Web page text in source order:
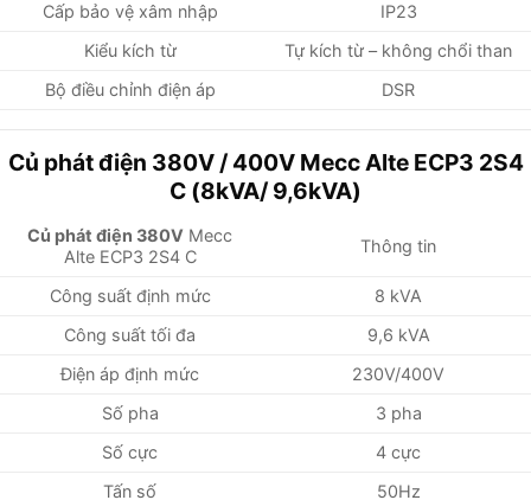
Cấp bảo vệ xâm nhập
IP23
Kiểu kích từ
Tự kích từ – không chổi than
Bộ điều chỉnh điện áp
DSR
Củ phát điện 380V / 400V Mecc Alte ECP3 2S4
C (8kVA/ 9,6kVA)
Củ phát điện 380V Mecc
Alte ECP3 2S4 C
Thông tin
Công suất định mức
8 kVA
Công suất tối đa
9,6 kVA
Điện áp định mức
230V/400V
Số pha
3 pha
Số cực
4 cực
Tấn số
50Hz